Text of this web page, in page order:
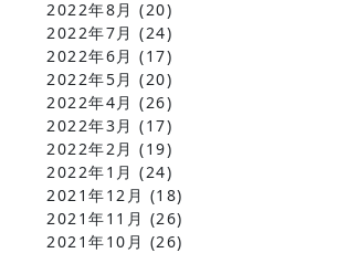
2022年8月 (20)
2022年7月 (24)
2022年6月 (17)
2022年5月 (20)
2022年4月 (26)
2022年3月 (17)
2022年2月 (19)
2022年1月 (24)
2021年12月 (18)
2021年11月 (26)
2021年10月 (26)